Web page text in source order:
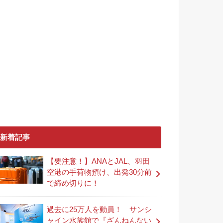
新着記事
【要注意！】ANAとJAL、羽田
空港の手荷物預け、出発30分前
で締め切りに！
過去に25万人を動員！ サンシ
ャイン水族館で『ざんねんない